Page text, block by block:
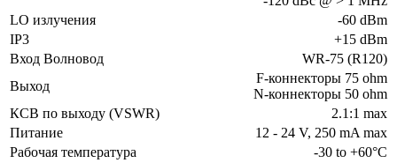
LO излучения
-60 dBm
IP3
+15 dBm
Вход Волновод
WR-75 (R120)
Выход
F-коннекторы 75 ohm
N-коннекторы 50 ohm
КСВ по выходу (VSWR)
2.1:1 max
Питание
12 - 24 V, 250 mA max
Рабочая температура
-30 to +60°С